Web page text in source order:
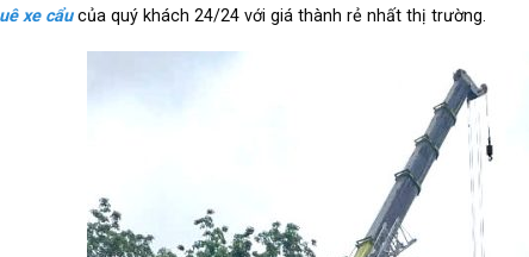
xe cẩucủa quý khách 24/24 với giá thành rẻ nhất thị trường.